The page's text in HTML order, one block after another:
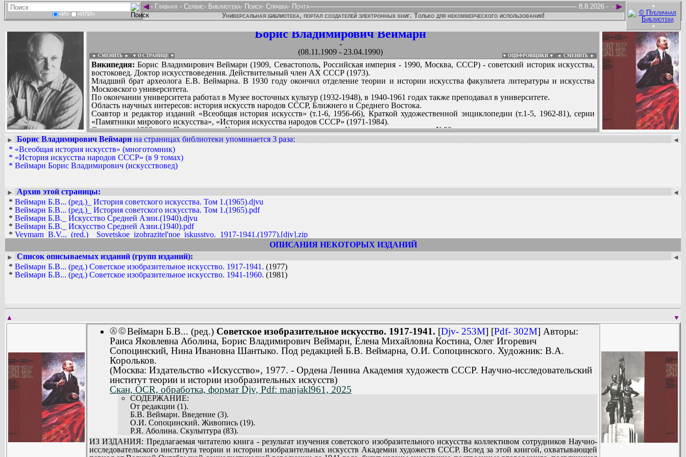
«И» «ИЛИ»
•
•
◄ ►
- Главная - Сервис- Библиотека- Поиск- Справка- Почта -
8.8.2026 -
Универсальная библиотека, портал создателей электронных книг. Только для некоммерческого использования!
Борис Владимирович Веймарн
-
(08.11.1909 - 23.04.1990)
◄ СМЕНИТЬ ► ▼ О СТРАНИЦЕ ▼ ▼ ОЦИФРОВЩИКИ ▼ ◄ СМЕНИТЬ ►
Википедия: Борис Владимирович Веймарн (1909, Севастополь, Российская империя - 1990, Москва, СССР) - советский историк искусства,
востоковед. Доктор искусствоведения. Действительный член АХ СССР (1973).
Младший брат археолога Е.В. Веймарна. В 1930 году окончил отделение теории и истории искусства факультета литературы и искусства
Московского университета.
По окончании университета работал в Музее восточных культур (1932-1948), в 1940-1961 годах также преподавал в университете.
Область научных интересов: история искусств народов СССР, Ближнего и Среднего Востока.
Соавтор и редактор изданий «Всеобщая история искусств» (т.1-6, 1956-66), Краткой художественной энциклопедии (т.1-5, 1962-81), серии
«Памятники мирового искусства», «История искусства народов СССР» (1971-1984).
Скончался в 1990 году. Похоронен на Химкинском кладбище рядом с родственниками на участке №30.
:
Вадим Ершов...
manjakl961...
СПИСОК НЕКОТОРЫХ ОЦИФРОВАННЫХ ИЗДАНИЙ:
► ◄
Борис Владимирович Веймарн на страницах библиотеки упоминается 3 раза:
* «Всеобщая история искусств» (многотомник)
* «История искусства народов СССР» (в 9 томах)
* Веймарн Борис Владимирович (искусствовед)
► ◄
Архив этой страницы:
* Веймарн Б.В... (ред.)_ История советского искусства. Том 1.(1965).djvu
* Веймарн Б.В... (ред.)_ История советского искусства. Том 1.(1965).pdf
* Веймарн Б.В._ Искусство Средней Азии.(1940).djvu
* Веймарн Б.В._ Искусство Средней Азии.(1940).pdf
* Veymarn_B.V..._(red.)__Sovetskoe_izobrazitel'noe_iskusstvo._1917-1941.(1977).[djv].zip
Veymarn_B.V..._(red.)__Sovetskoe_izobrazitel'noe_iskusstvo._1917-1941.(1977).[pdf].zip
*Veymarn_B.V..._(red.)__Sovetskoe_izobrazitel'noe_iskusstvo._1941-1960.(1981).[djv].zip
*Veymarn_B.V..._(red.)__Sovetskoe_izobrazitel'noe_iskusstvo._1941-1960.(1981).[pdf].zip
ОПИСАНИЯ НЕКОТОРЫХ ИЗДАНИЙ
► ◄
Список описываемых изданий (групп изданий):
* Веймарн Б.В... (ред.) Советское изобразительное искусство. 1917-1941. (1977)
* Веймарн Б.В... (ред.) Советское изобразительное искусство. 1941-1960. (1981)
▼
▲
Ⓐ Ⓒ Веймарн Б.В... (ред.) Советское изобразительное искусство. 1917-1941. [Djv- 253M] [Pdf- 302M] Авторы:
Раиса Яковлевна Аболина, Борис Владимирович Веймарн, Елена Михайловна Костина, Олег Игоревич
Сопоцинский, Нина Ивановна Шантыко. Под редакцией Б.В. Веймарна, О.И. Сопоцинского. Художник: В.А.
Корольков.
(Москва: Издательство «Искусство», 1977. - Ордена Ленина Академия художеств СССР. Научно-исследовательский
институт теории и истории изобразительных искусств)
Скан, OCR, обработка, формат Djv, Pdf: manjakl961, 2025
СОДЕРЖАНИЕ:
От редакции (1).
Б.В. Веймарн. Введение (3).
О.И. Сопоцинский. Живопись (19).
Р.Я. Аболина. Скульптура (83).
Н.И. Шантыко. Графика (127).
Е.М. Костина. Театрально-декорационное искусство (187).
Список иллюстраций. Указатель имен художников. Составлены И.Б. Борисовой.
ИЗ ИЗДАНИЯ: Предлагаемая читателю книга - результат изучения советского изобразительного искусства коллективом сотрудников Научно-
исследовательского института теории и истории изобразительных искусств Академии художеств СССР. Вслед за этой книгой, охватывающей